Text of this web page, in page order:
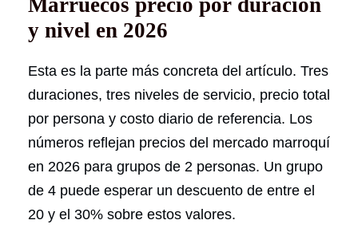
y nivel en 2026
Esta es la parte más concreta del artículo. Tres
duraciones, tres niveles de servicio, precio total
por persona y costo diario de referencia. Los
números reflejan precios del mercado marroquí
en 2026 para grupos de 2 personas. Un grupo
de 4 puede esperar un descuento de entre el
20 y el 30% sobre estos valores.